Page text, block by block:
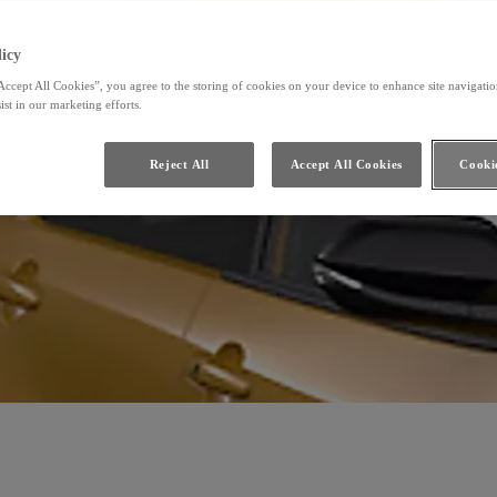
All Cookies”, you agree to the storing of cookies on your device to enhance site
in our marketing efforts.
Reject All Accept All Cookies